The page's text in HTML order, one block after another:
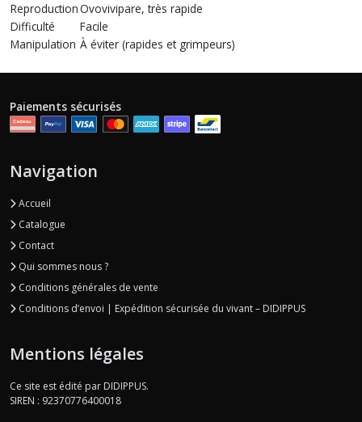
ReproductionOvovivipare, très rapide
Difficulté
Facile
Manipulation À éviter (rapides et grimpeurs)
Paiements sécurisés
Navigation
Accueil
Catalogue
Contact
Qui sommes nous ?
Conditions générales de vente
Conditions d’envoi | Expédition sécurisée du vivant – DIDIPPUS
Mentions légales
Ce site est édité par DIDIPPUS.
SIREN : 92370776400018